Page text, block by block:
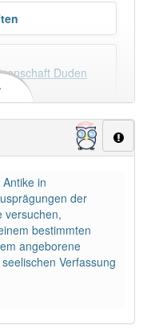
Duden
×
fast immer
in
der
versuchen,
bestimmten
angeborene
Verfassung